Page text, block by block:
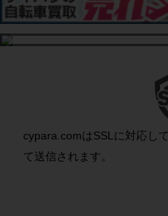
cypara.comはSSLに対応し
て送信されます。